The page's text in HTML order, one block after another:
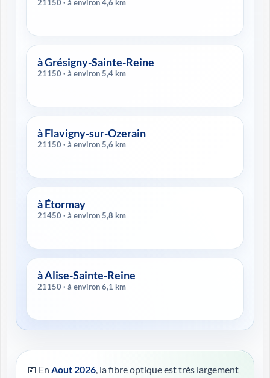
21150 · à environ 4,6 km
à Grésigny-Sainte-Reine
21150 · à environ 5,4 km
à Flavigny-sur-Ozerain
21150 · à environ 5,6 km
à Étormay
21450 · à environ 5,8 km
à Alise-Sainte-Reine
21150 · à environ 6,1 km
📅 En Aout 2026, la fibre optique est très largement